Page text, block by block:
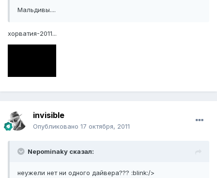
Мальдивы....
хорватия-2011...
invisible
Опубликовано 17 октября, 2011
Nepominaky сказал:
неужели нет ни одного дайвера??? :blink:/>